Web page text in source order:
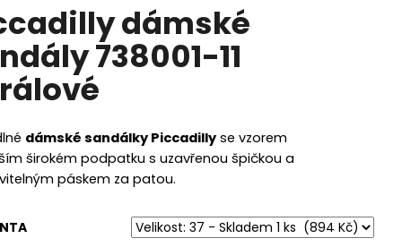
dámské
738001-11
dámské sandálky Piccadilly se vzorem
širokém podpatku s uzavřenou špičkou a
páskem za patou.